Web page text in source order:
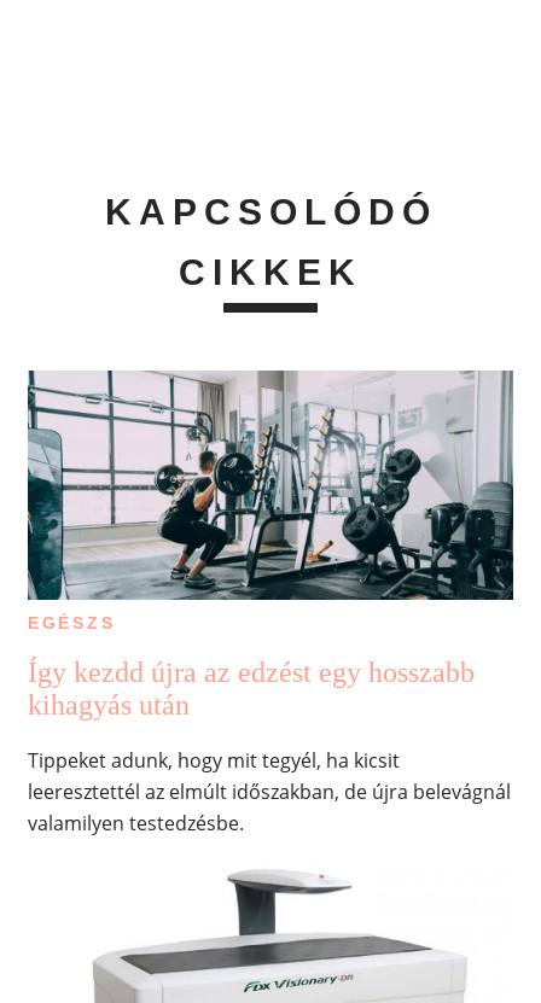
KAPCSOLÓDÓ
CIKKEK
EGÉSZS
Így kezdd újra az edzést egy hosszabb
kihagyás után
Tippeket adunk, hogy mit tegyél, ha kicsit
leeresztettél az elmúlt időszakban, de újra belevágnál
valamilyen testedzésbe.